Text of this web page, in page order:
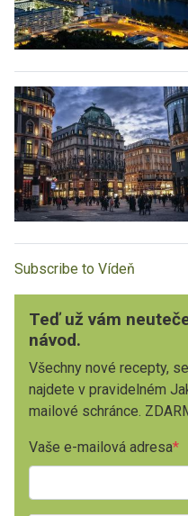
Subscribe to Vídeň
Teď už vám
návod.
Všechny nové recepty,
najdete v pravidelném
mailové schránce.
Vaše e-mailová adresa